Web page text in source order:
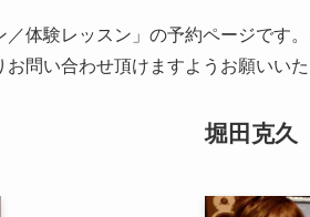
体験レッスン」の予約ページです
問い合わせ頂けますようお願いいた
堀田克久